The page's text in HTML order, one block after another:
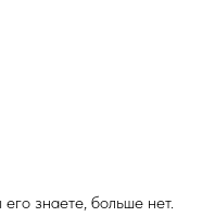
знаете, больше нет.